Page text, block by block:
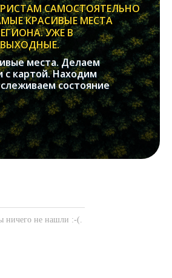
САМОСТОЯТЕЛЬНО
КРАСИВЫЕ МЕСТА
УЖЕ В
места. Делаем
с картой. Находим
состояние
ничего не нашли :-(.